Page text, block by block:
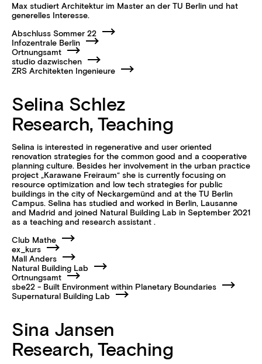
Max studiert Architektur im Master an der TU Berlin und hat
generelles Interesse.
Abschluss Sommer 22
Infozentrale Berlin
Ortnungsamt
studio dazwischen
ZRS Architekten Ingenieure
Selina Schlez
Research, Teaching
Selina is interested in regenerative and user oriented
renovation strategies for the common good and a cooperative
planning culture. Besides her involvement in the urban practice
project „Karawane Freiraum“ she is currently focusing on
resource optimization and low tech strategies for public
buildings in the city of Neckargemünd and at the TU Berlin
Campus. Selina has studied and worked in Berlin, Lausanne
and Madrid and joined Natural Building Lab in September 2021
as a teaching and research assistant .
Club Mathe
ex_kurs
Mall Anders
Natural Building Lab
Ortnungsamt
sbe22 - Built Environment within Planetary Boundaries
Supernatural Building Lab
Sina Jansen
Research, Teaching